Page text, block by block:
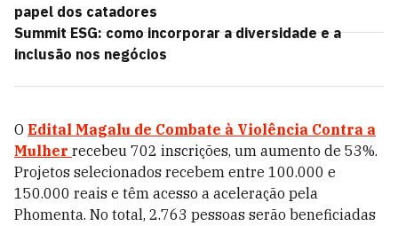
papel dos catadores
Summit ESG: como incorporar a diversidade e a
inclusão nos negócios
O Edital Magalu de Combate à Violência Contra a
Mulher recebeu 702 inscrições, um aumento de 53%.
Projetos selecionados recebem entre 100.000 e
150.000 reais e têm acesso a aceleração pela
Phomenta. No total, 2.763 pessoas serão beneficiadas